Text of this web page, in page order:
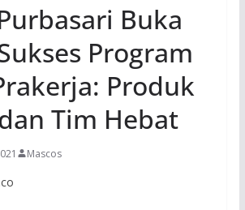
Buka
Program
Produk
Tim Hebat
Mascos